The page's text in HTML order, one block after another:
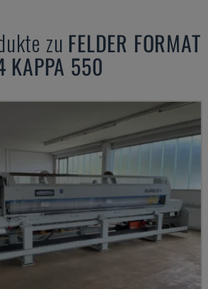
zu FELDER FORMAT
KAPPA 550